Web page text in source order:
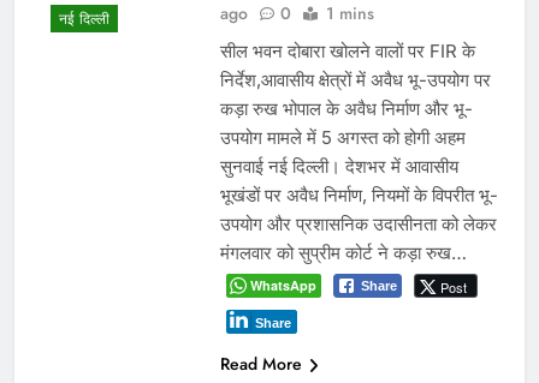
नई दिल्ली
ago
0 1 mins
सील भवन दोबारा खोलने वालों पर FIR के
निर्देश,आवासीय क्षेत्रों में अवैध भू-उपयोग पर
कड़ा रुख भोपाल के अवैध निर्माण और भू-
उपयोग मामले में 5 अगस्त को होगी अहम
सुनवाई नई दिल्ली। देशभर में आवासीय
भूखंडों पर अवैध निर्माण, नियमों के विपरीत भू-
उपयोग और प्रशासनिक उदासीनता को लेकर
मंगलवार को सुप्रीम कोर्ट ने कड़ा रुख…
WhatsApp Share Post
Share
Read More